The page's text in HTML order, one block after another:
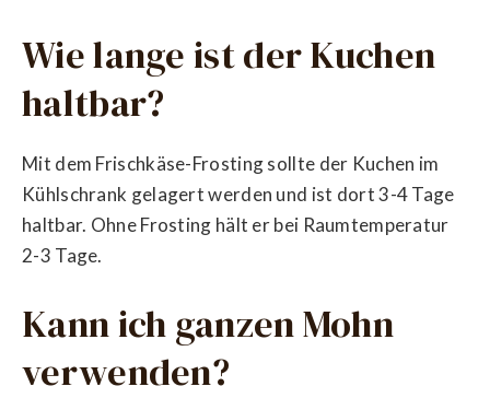
Wie lange ist der Kuchen
haltbar?
Mit dem Frischkäse-Frosting sollte der Kuchen im
Kühlschrank gelagert werden und ist dort 3-4 Tage
haltbar. Ohne Frosting hält er bei Raumtemperatur
2-3 Tage.
Kann ich ganzen Mohn
verwenden?